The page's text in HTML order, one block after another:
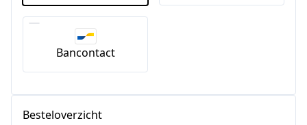
Bancontact
Besteloverzicht